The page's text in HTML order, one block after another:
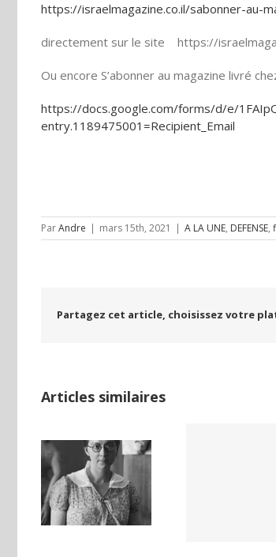
https://israelmagazine.co.il/sabonner-au-
directement sur le site https://
Ou encore S’abonner au magazine livré
https://docs.google.com/forms/d/e/
entry.1189475001=Recipient_Email
ParAndre | mars 15th, 2021 | A LA UNE, DEFENSE,
Partagez cet article, choisissez votre
Articles similaires
Netflix Field of
Dreams (1989)